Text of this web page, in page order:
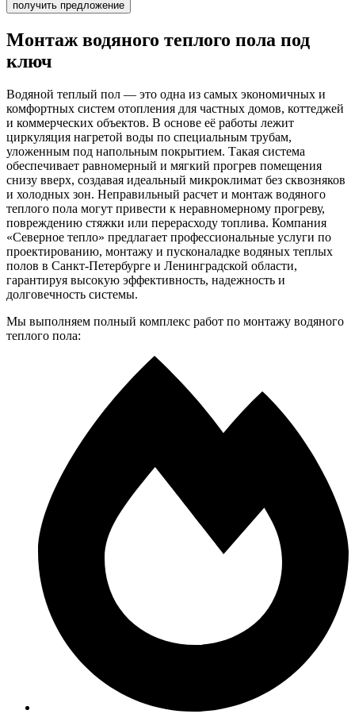
получить предложение
Монтаж водяного теплого пола под
ключ
Водяной теплый пол — это одна из самых экономичных и
комфортных систем отопления для частных домов, коттеджей
и коммерческих объектов. В основе её работы лежит
циркуляция нагретой воды по специальным трубам,
уложенным под напольным покрытием. Такая система
обеспечивает равномерный и мягкий прогрев помещения
снизу вверх, создавая идеальный микроклимат без сквозняков
и холодных зон. Неправильный расчет и монтаж водяного
теплого пола могут привести к неравномерному прогреву,
повреждению стяжки или перерасходу топлива. Компания
«Северное тепло» предлагает профессиональные услуги по
проектированию, монтажу и пусконаладке водяных теплых
полов в Санкт-Петербурге и Ленинградской области,
гарантируя высокую эффективность, надежность и
долговечность системы.
Мы выполняем полный комплекс работ по монтажу водяного
теплого пола: